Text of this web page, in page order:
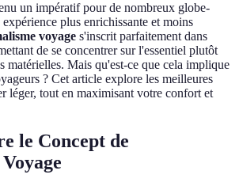
un impératif pour de nombreux globe-
plus enrichissante et moins
voyage s'inscrit parfaitement dans
de se concentrer sur l'essentiel plutôt
matérielles. Mais qu'est-ce que cela implique
? Cet article explore les meilleures
léger, tout en maximisant votre confort et
le Concept de